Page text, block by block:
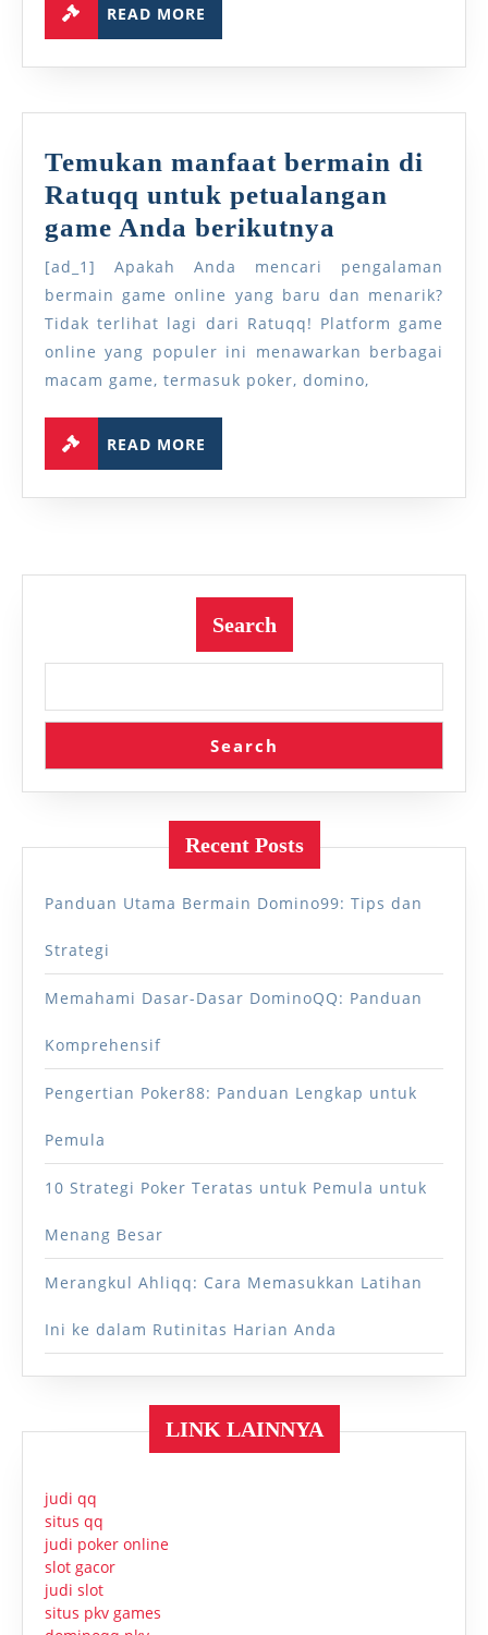
piring
READ MORE
Temukan manfaat bermain di
Ratuqq untuk petualangan
game Anda berikutnya
manfaat
bermain
di
Ratuqq
untuk
[ad_1] Apakah Anda mencari pengalaman
bermain game online yang baru dan menarik?
Tidak terlihat lagi dari Ratuqq! Platform game
online yang populer ini menawarkan berbagai
macam game, termasuk poker, domino,
READ MORE
Search
Search
Recent Posts
Panduan Utama Bermain Domino99: Tips dan
Strategi
Memahami Dasar-Dasar DominoQQ: Panduan
Komprehensif
Pengertian Poker88: Panduan Lengkap untuk
Pemula
10 Strategi Poker Teratas untuk Pemula untuk
Menang Besar
Merangkul Ahliqq: Cara Memasukkan Latihan
Ini ke dalam Rutinitas Harian Anda
LINK LAINNYA
judi qq
situs qq
judi poker online
slot gacor
judi slot
situs pkv games